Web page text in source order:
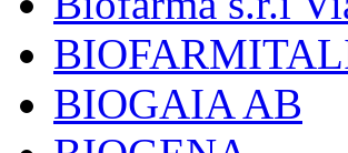
BIOGAIA AB